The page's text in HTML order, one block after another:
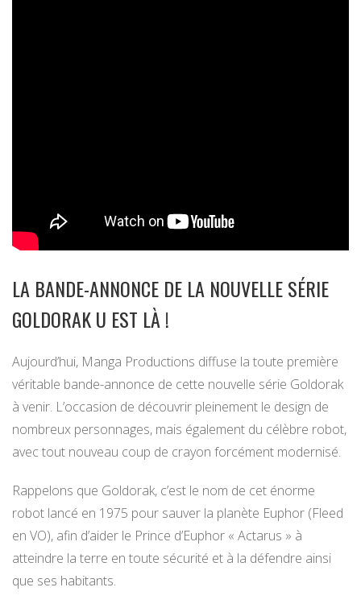
LA BANDE-ANNONCE DE LA NOUVELLE SÉRIE
GOLDORAK U EST LÀ !
Aujourd’hui, Manga Productions diffuse la toute première
véritable bande-annonce de cette nouvelle série Goldorak
à venir. L’occasion de découvrir pleinement le design de
nombreux personnages, mais également du célèbre robot,
avec tout nouveau coup de crayon forcément modernisé.
Rappelons que Goldorak, c’est le nom de cet énorme
robot lancé en 1975 pour sauver la planète Euphor (Fleed
en VO), afin d’aider le Prince d’Euphor « Actarus » à
atteindre la terre en toute sécurité et à la défendre ainsi
que ses habitants.